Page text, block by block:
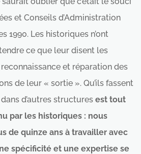
et Conseils d’Administration
1990. Les historiques n’ont
ce que leur disent les
et réparation des
de leur « sortie ». Qu’ils fassent
d’autres structures est tout
par les historiques : nous
de quinze ans à travailler avec
spécificité et une expertise se